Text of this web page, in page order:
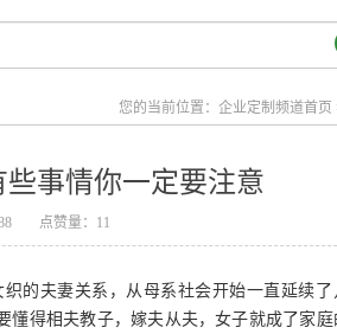
您的当前位置： 企业定制频道首页
事情你一定要注意
点赞量：11
的夫妻关系，从母系社会开始一直延续了
懂得相夫教子，嫁夫从夫，女子就成了家庭